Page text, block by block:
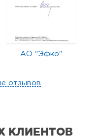
АО "Эфко"
отзывов
КЛИЕНТОВ